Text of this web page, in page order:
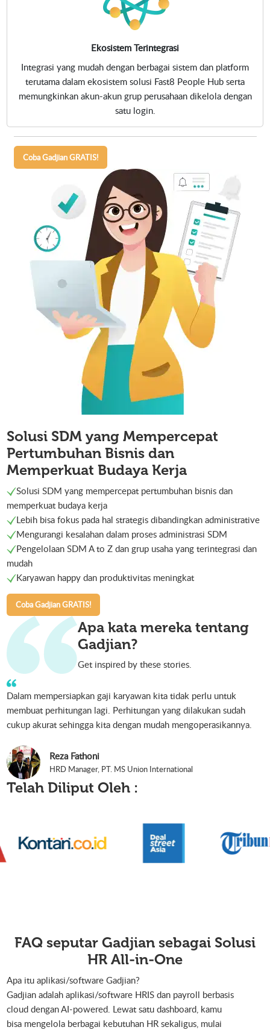
Ekosistem Terintegrasi
Integrasi yang mudah dengan berbagai sistem dan platform
terutama dalam ekosistem solusi Fast8 People Hub serta
memungkinkan akun-akun grup perusahaan dikelola dengan
satu login.
Coba Gadjian GRATIS!
Solusi SDM yang Mempercepat
Pertumbuhan Bisnis dan
Memperkuat Budaya Kerja
Solusi SDM yang mempercepat pertumbuhan bisnis dan
memperkuat budaya kerja
Lebih bisa fokus pada hal strategis dibandingkan administrative
Mengurangi kesalahan dalam proses administrasi SDM
Pengelolaan SDM A to Z dan grup usaha yang terintegrasi dan
mudah
Karyawan happy dan produktivitas meningkat
Coba Gadjian GRATIS!
Apa kata mereka tentang
Gadjian?
Get inspired by these stories.
Dalam mempersiapkan gaji karyawan kita tidak perlu untuk
membuat perhitungan lagi. Perhitungan yang dilakukan sudah
cukup akurat sehingga kita dengan mudah mengoperasikannya.
Reza Fathoni
HRD Manager, PT. MS Union International
Telah Diliput Oleh :
FAQ seputar Gadjian sebagai Solusi
HR All-in-One
Apa itu aplikasi/software Gadjian?
Gadjian adalah aplikasi/software HRIS dan payroll berbasis
cloud dengan AI-powered. Lewat satu dashboard, kamu
bisa mengelola berbagai kebutuhan HR sekaligus, mulai